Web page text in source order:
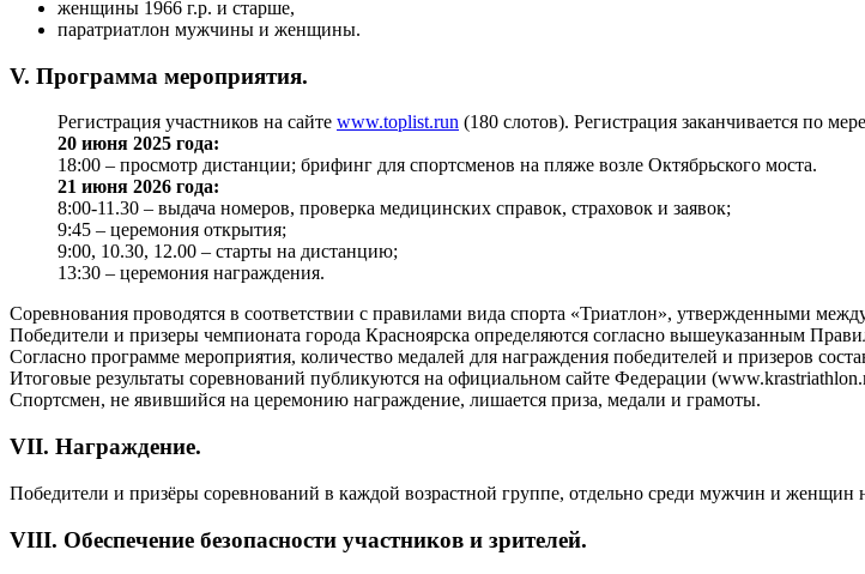
женщины 1966 г.р. и старше,
паратриатлон мужчины и женщины.
V. Программа мероприятия.
Регистрация участников на сайте www.toplist.run (180 слотов). Регистрация заканчивается по
20 июня 2025 года:
18:00 – просмотр дистанции; брифинг для спортсменов на пляже возле Октябрьского моста.
21 июня 2026 года:
8:00-11.30 – выдача номеров, проверка медицинских справок, страховок и заявок;
9:45 – церемония открытия;
9:00, 10.30, 12.00 – старты на дистанцию;
13:30 – церемония награждения.
Соревнования проводятся в соответствии с правилами вида спорта «Триатлон», утвержденными
Победители и призеры чемпионата города Красноярска определяются согласно вышеуказанным
Согласно программе мероприятия, количество медалей для награждения победителей и призеров
Итоговые результаты соревнований публикуются на официальном сайте Федерации
Спортсмен, не явившийся на церемонию награждение, лишается приза, медали и грамоты.
VII. Награждение.
Победители и призёры соревнований в каждой возрастной группе, отдельно среди мужчин и женщин
VIII. Обеспечение безопасности участников и зрителей.